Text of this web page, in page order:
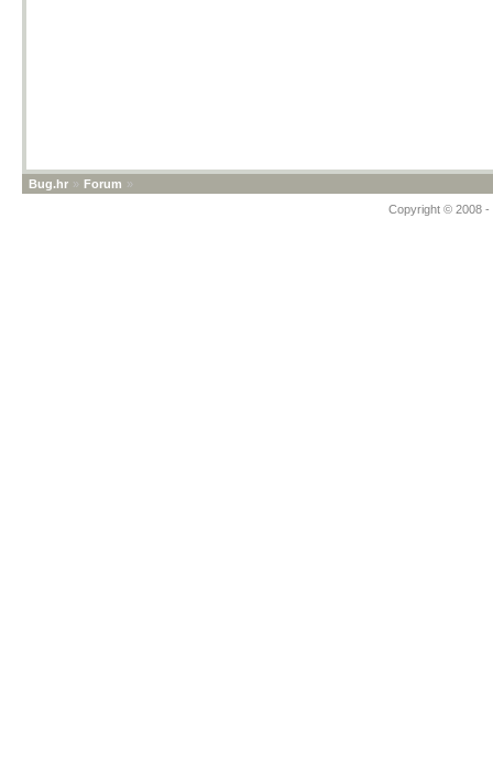
Bug.hr » Forum »
Copyright © 2008 -